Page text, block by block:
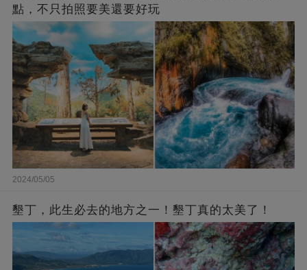
點，不只拍照要美還要好玩
2024/05/05
墾丁，此生必去的地方之一！墾丁真的太美了！